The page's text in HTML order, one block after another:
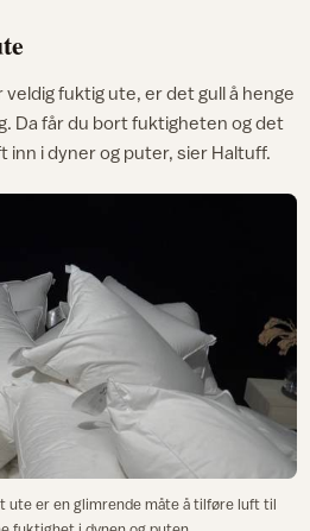
veldig fuktig ute, er det gull å henge
Da får du bort fuktigheten og det
inn i dyner og puter, sier Haltuff.
ute er en glimrende måte å tilføre luft til